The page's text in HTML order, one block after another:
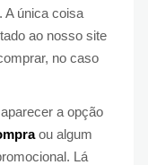
A única coisa
ao nosso site
no caso
a opção
ou algum
Lá